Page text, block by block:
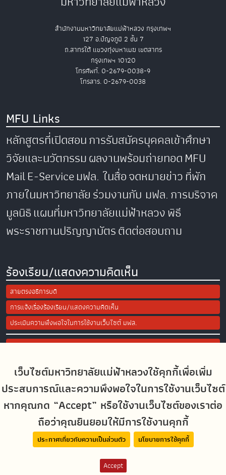
เว็บไซต์มหาวิทยาลัยแม่ฟ้าหลวงใช้คุกกี้เพื่อเพิ่ม
ประสบการณ์และความพึงพอใจในการใช้งานเว็บไซต์
หากคุณกด “Accept” หรือใช้งานเว็บไซต์ของเราต่อ
ถือว่าคุณยินยอมให้มีการใช้งานคุกกี้
ประกาศเกี่ยวกับความเป็นส่วนตัว นโยบายการใช้คุกกี้
Accept
สำนักงานมหาวิทยาลัยแม่ฟ้าหลวง กรุงเทพฯ
127 อ.ปัญจภูมิ 2 ชั้น 7
ถ.สาทรใต้ แขวงทุ่งมหาเมฆ เขตสาทร
กรุงเทพฯ 10120
โทรศัพท์. 0-2679-0038-9
โทรสาร. 0-2679-0038
MFU Links
หลักสูตรที่เปิดสอนการรับสมัครบุคคลเข้าศึกษา
วิจัยและนวัตกรรมผลงานพร้อมถ่ายทอดMFU
MailE-Serviceมฟล. ในสื่อจดหมายข่าวที่พัก
ภายในมหาวิทยาลัยร่วมงานกับ มฟล.การบริจาค
มูลนิธิแผนที่มหาวิทยาลัยแม่ฟ้าหลวงพิธี
พระราชทานปริญญาบัตรติดต่อสอบถาม
ร้องเรียน/แสดงความคิดเห็น
สายตรงอธิการบดี
การแจ้งเรื่องร้องเรียน/แสดงความคิดเห็น
ประเมินความพึงพอใจในการใช้งานเว็บไซต์ มฟล.
Site Map
Social Media
MFUconnect